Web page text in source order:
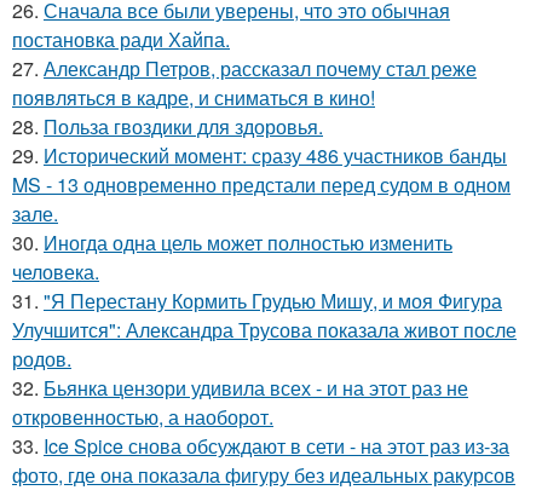
26. Сначала все были уверены, что это обычная
постановка ради Хайпа.
27. Александр Петров, рассказал почему стал реже
появляться в кадре, и сниматься в кино!
28. Польза гвоздики для здоровья.
29. Исторический момент: сразу 486 участников банды
MS - 13 одновременно предстали перед судом в одном
зале.
30. Иногда одна цель может полностью изменить
человека.
31. "Я Перестану Кормить Грудью Мишу, и моя Фигура
Улучшится": Александра Трусова показала живот после
родов.
32. Бьянка цензори удивила всех - и на этот раз не
откровенностью, а наоборот.
33. Ice Spice снова обсуждают в сети - на этот раз из-за
фото, где она показала фигуру без идеальных ракурсов